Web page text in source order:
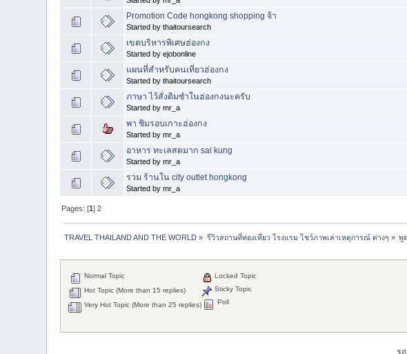
Promotion Code hongkong shopping จ้า
Started by thaitoursearch
เขตบริหารพิเศษฮ่องกง
Started by ejobonline
แผนที่สำหรับคนเที่ยวฮ่องกง
Started by thaitoursearch
ภาษา ไว้สั่งติมซำในฮ่องกงนะครับ
Started by mr_a
พา ชิมรอบเกาะฮ่องกง
Started by mr_a
อาหาร ทะเลสดมาก sai kung
Started by mr_a
รวม ร้านใน city outlet hongkong
Started by mr_a
Pages: [1]2
TRAVEL THAILAND AND THE WORLD » รีวิวสถานที่ท่องเที่ยว โรงแรม โชว์ภาพเล่าเหตุการณ์ ต่างๆ » พู
Normal Topic
Hot Topic (More than 15 replies)
Very Hot Topic (More than 25 replies)
Locked Topic
Sticky Topic
Poll